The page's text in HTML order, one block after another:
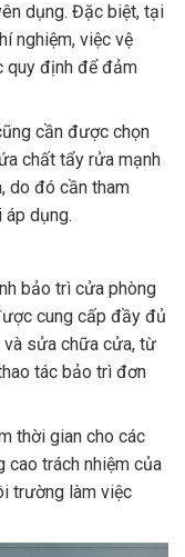
dụng. Đặc biệt, tại
nghiệm, việc vệ
quy định để đảm
cần được chọn
chất tẩy rửa mạnh
do đó cần tham
dụng.
bảo trì cửa phòng
cung cấp đầy đủ
và sửa chữa cửa, từ
tác bảo trì đơn
thời gian cho các
cao trách nhiệm của
trường làm việc